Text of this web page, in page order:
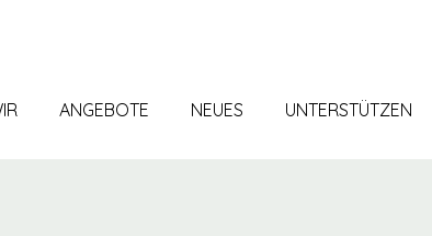
ANGEBOTE NEUES UNTERSTÜTZEN